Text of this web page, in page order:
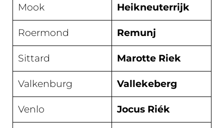
Mook Heikneuterrijk
Roermond Remunj
Sittard Marotte Riek
Valkenburg Vallekeberg
Venlo Jocus Riék